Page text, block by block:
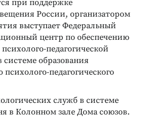
при поддержке
России, организатором
выступает Федеральный
центр по обеспечению
педагогической
образования
педагогического
служб в системе
в Колонном зале Дома союзов.